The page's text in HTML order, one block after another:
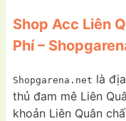
Shop Acc Liên
Phí –
Shopgarena.net là
thủ đam mê Liên
khoản Liên Quân